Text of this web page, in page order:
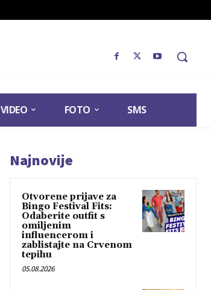
VIDEO FOTO SMS
Najnovije
Otvorene prijave za
Bingo Festival Fits:
Odaberite outfit s
omiljenim
influencerom i
zablistajte na Crvenom
tepihu
05.08.2026